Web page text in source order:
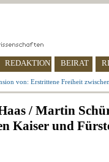
REDAKTION BEIRAT
von: Erstrittene Freiheit
/ Martin
Kaiser und